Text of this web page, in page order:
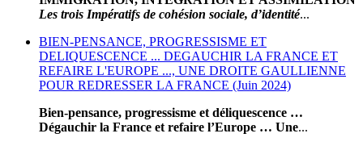
Les trois Impératifs de cohésion sociale, d’identité...
BIEN-PENSANCE, PROGRESSISME ET
DELIQUESCENCE ... DEGAUCHIR LA FRANCE ET
REFAIRE L'EUROPE ..., UNE DROITE GAULLIENNE
POUR REDRESSER LA FRANCE (Juin 2024)
Bien-pensance, progressisme et déliquescence …
Dégauchir la France et refaire l’Europe … Une...